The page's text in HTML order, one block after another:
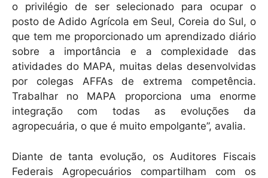
o privilégio de ser selecionado para ocupar o
posto de Adido Agrícola em Seul, Coreia do Sul, o
que tem me proporcionado um aprendizado diário
sobre a importância e a complexidade das
atividades do MAPA, muitas delas desenvolvidas
por colegas AFFAs de extrema competência.
Trabalhar no MAPA proporciona uma enorme
integração com todas as evoluções da
agropecuária, o que é muito empolgante”, avalia.
Diante de tanta evolução, os Auditores Fiscais
Federais Agropecuários compartilham com os